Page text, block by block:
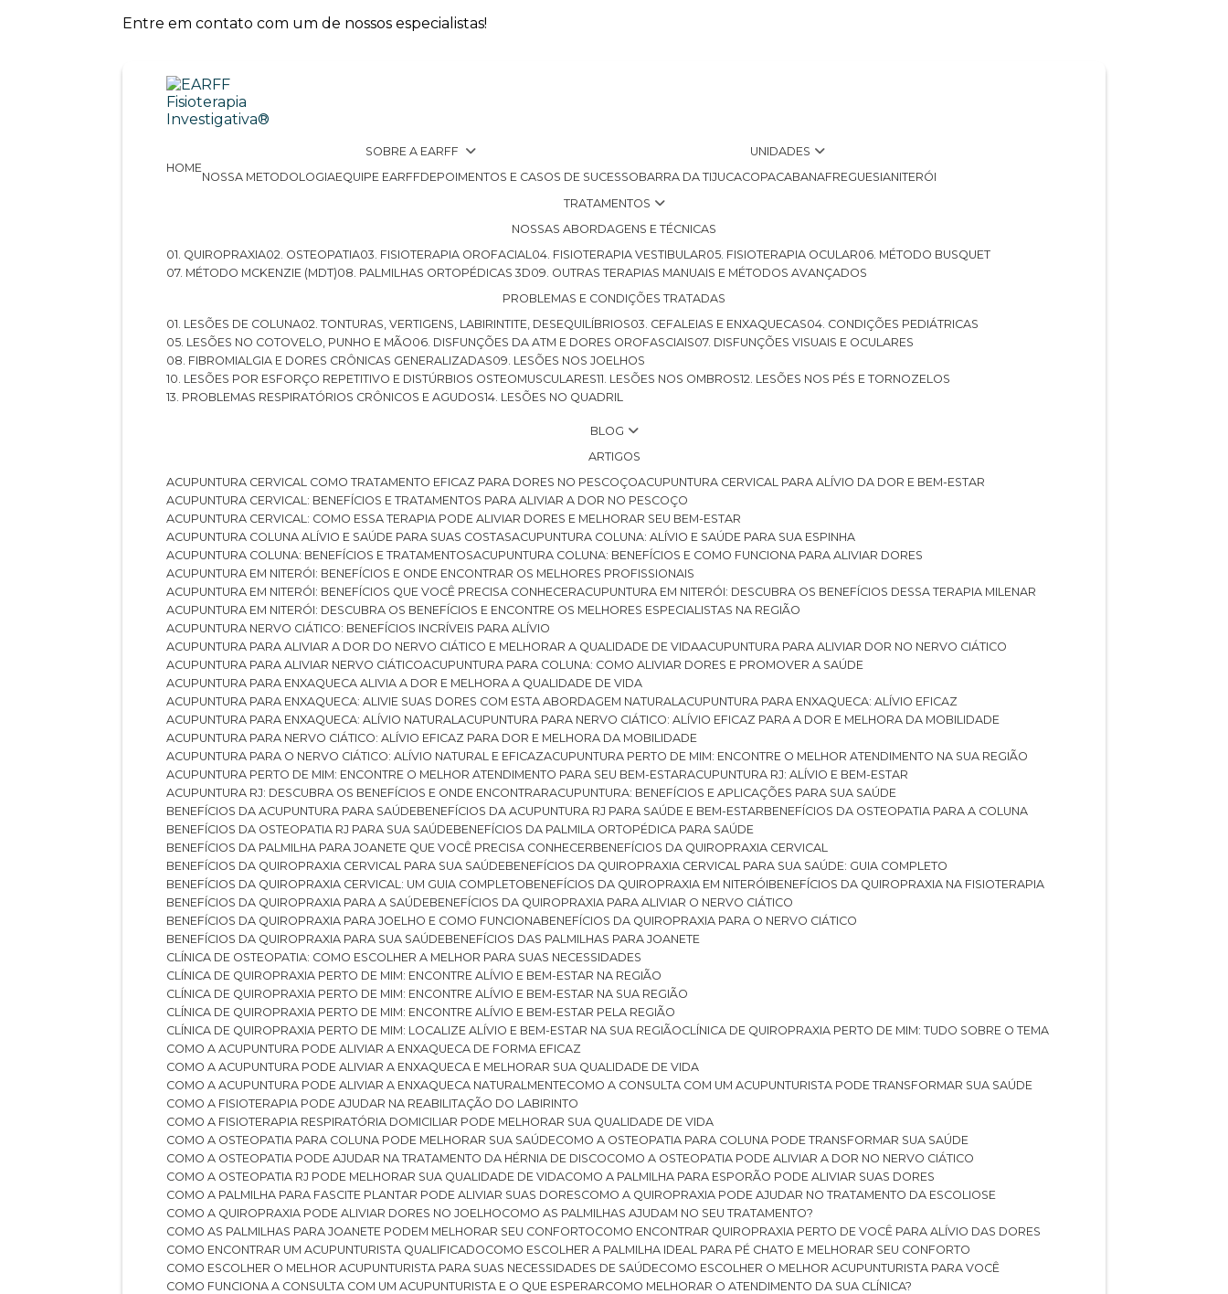
Entre em contato com um de nossos especialistas!
HOME
SOBRE A EARFF
NOSSA METODOLOGIA EQUIPE EARFF DEPOIMENTOS E CASOS DE SUCESSO
UNIDADES
BARRA DA TIJUCA
COPACABANA FREGUESIA
NITERÓI
TRATAMENTOS
NOSSAS ABORDAGENS E TÉCNICAS
01. QUIROPRAXIA
02. OSTEOPATIA 03. FISIOTERAPIA OROFACIAL 04. FISIOTERAPIA VESTIBULAR 05. FISIOTERAPIA OCULAR
06. MÉTODO BUSQUET
07. MÉTODO MCKENZIE (MDT)
08. PALMILHAS ORTOPÉDICAS 3D
09. OUTRAS TERAPIAS MANUAIS E MÉTODOS AVANÇADOS
PROBLEMAS E CONDIÇÕES TRATADAS
01. LESÕES DE COLUNA
02. TONTURAS, VERTIGENS, LABIRINTITE, DESEQUILÍBRIOS 03. CEFALEIAS E ENXAQUECAS
04. CONDIÇÕES PEDIÁTRICAS
05. LESÕES NO COTOVELO, PUNHO E MÃO
06. DISFUNÇÕES DA ATM E DORES OROFASCIAIS
07. DISFUNÇÕES VISUAIS E OCULARES
08. FIBROMIALGIA E DORES CRÔNICAS GENERALIZADAS
09. LESÕES NOS JOELHOS
10. LESÕES POR ESFORÇO REPETITIVO E DISTÚRBIOS OSTEOMUSCULARES 11. LESÕES NOS OMBROS 12. LESÕES NOS PÉS E TORNOZELOS
13. PROBLEMAS RESPIRATÓRIOS CRÔNICOS E AGUDOS 14. LESÕES NO QUADRIL
BLOG
ARTIGOS
ACUPUNTURA CERVICAL COMO TRATAMENTO EFICAZ PARA DORES NO PESCOÇO
ACUPUNTURA CERVICAL PARA ALÍVIO DA DOR E BEM-ESTAR
ACUPUNTURA CERVICAL: BENEFÍCIOS E TRATAMENTOS PARA ALIVIAR A DOR NO PESCOÇO
ACUPUNTURA CERVICAL: COMO ESSA TERAPIA PODE ALIVIAR DORES E MELHORAR SEU BEM-ESTAR
ACUPUNTURA COLUNA ALÍVIO E SAÚDE PARA SUAS COSTAS
ACUPUNTURA COLUNA: ALÍVIO E SAÚDE PARA SUA ESPINHA
ACUPUNTURA COLUNA: BENEFÍCIOS E TRATAMENTOS
ACUPUNTURA COLUNA: BENEFÍCIOS E COMO FUNCIONA PARA ALIVIAR DORES
ACUPUNTURA EM NITERÓI: BENEFÍCIOS E ONDE ENCONTRAR OS MELHORES PROFISSIONAIS
ACUPUNTURA EM NITERÓI: BENEFÍCIOS QUE VOCÊ PRECISA CONHECER
ACUPUNTURA EM NITERÓI: DESCUBRA OS BENEFÍCIOS DESSA TERAPIA MILENAR
ACUPUNTURA EM NITERÓI: DESCUBRA OS BENEFÍCIOS E ENCONTRE OS MELHORES ESPECIALISTAS NA REGIÃO
ACUPUNTURA NERVO CIÁTICO: BENEFÍCIOS INCRÍVEIS PARA ALÍVIO
ACUPUNTURA PARA ALIVIAR A DOR DO NERVO CIÁTICO E MELHORAR A QUALIDADE DE VIDA
ACUPUNTURA PARA ALIVIAR DOR NO NERVO CIÁTICO
ACUPUNTURA PARA ALIVIAR NERVO CIÁTICO
ACUPUNTURA PARA COLUNA: COMO ALIVIAR DORES E PROMOVER A SAÚDE
ACUPUNTURA PARA ENXAQUECA ALIVIA A DOR E MELHORA A QUALIDADE DE VIDA
ACUPUNTURA PARA ENXAQUECA: ALIVIE SUAS DORES COM ESTA ABORDAGEM NATURAL
ACUPUNTURA PARA ENXAQUECA: ALÍVIO EFICAZ
ACUPUNTURA PARA ENXAQUECA: ALÍVIO NATURAL
ACUPUNTURA PARA NERVO CIÁTICO: ALÍVIO EFICAZ PARA A DOR E MELHORA DA MOBILIDADE
ACUPUNTURA PARA NERVO CIÁTICO: ALÍVIO EFICAZ PARA DOR E MELHORA DA MOBILIDADE
ACUPUNTURA PARA O NERVO CIÁTICO: ALÍVIO NATURAL E EFICAZ
ACUPUNTURA PERTO DE MIM: ENCONTRE O MELHOR ATENDIMENTO NA SUA REGIÃO
ACUPUNTURA PERTO DE MIM: ENCONTRE O MELHOR ATENDIMENTO PARA SEU BEM-ESTAR
ACUPUNTURA RJ: ALÍVIO E BEM-ESTAR
ACUPUNTURA RJ: DESCUBRA OS BENEFÍCIOS E ONDE ENCONTRAR
ACUPUNTURA: BENEFÍCIOS E APLICAÇÕES PARA SUA SAÚDE
BENEFÍCIOS DA ACUPUNTURA PARA SAÚDE
BENEFÍCIOS DA ACUPUNTURA RJ PARA SAÚDE E BEM-ESTAR
BENEFÍCIOS DA OSTEOPATIA PARA A COLUNA
BENEFÍCIOS DA OSTEOPATIA RJ PARA SUA SAÚDE
BENEFÍCIOS DA PALMILA ORTOPÉDICA PARA SAÚDE
BENEFÍCIOS DA PALMILHA PARA JOANETE QUE VOCÊ PRECISA CONHECER
BENEFÍCIOS DA QUIROPRAXIA CERVICAL
BENEFÍCIOS DA QUIROPRAXIA CERVICAL PARA SUA SAÚDE
BENEFÍCIOS DA QUIROPRAXIA CERVICAL PARA SUA SAÚDE: GUIA COMPLETO
BENEFÍCIOS DA QUIROPRAXIA CERVICAL: UM GUIA COMPLETO
BENEFÍCIOS DA QUIROPRAXIA EM NITERÓI
BENEFÍCIOS DA QUIROPRAXIA NA FISIOTERAPIA
BENEFÍCIOS DA QUIROPRAXIA PARA A SAÚDE
BENEFÍCIOS DA QUIROPRAXIA PARA ALIVIAR O NERVO CIÁTICO
BENEFÍCIOS DA QUIROPRAXIA PARA JOELHO E COMO FUNCIONA
BENEFÍCIOS DA QUIROPRAXIA PARA O NERVO CIÁTICO
BENEFÍCIOS DA QUIROPRAXIA PARA SUA SAÚDE
BENEFÍCIOS DAS PALMILHAS PARA JOANETE
CLÍNICA DE OSTEOPATIA: COMO ESCOLHER A MELHOR PARA SUAS NECESSIDADES
CLÍNICA DE QUIROPRAXIA PERTO DE MIM: ENCONTRE ALÍVIO E BEM-ESTAR NA REGIÃO
CLÍNICA DE QUIROPRAXIA PERTO DE MIM: ENCONTRE ALÍVIO E BEM-ESTAR NA SUA REGIÃO
CLÍNICA DE QUIROPRAXIA PERTO DE MIM: ENCONTRE ALÍVIO E BEM-ESTAR PELA REGIÃO
CLÍNICA DE QUIROPRAXIA PERTO DE MIM: LOCALIZE ALÍVIO E BEM-ESTAR NA SUA REGIÃO
CLÍNICA DE QUIROPRAXIA PERTO DE MIM: TUDO SOBRE O TEMA
COMO A ACUPUNTURA PODE ALIVIAR A ENXAQUECA DE FORMA EFICAZ
COMO A ACUPUNTURA PODE ALIVIAR A ENXAQUECA E MELHORAR SUA QUALIDADE DE VIDA
COMO A ACUPUNTURA PODE ALIVIAR A ENXAQUECA NATURALMENTE
COMO A CONSULTA COM UM ACUPUNTURISTA PODE TRANSFORMAR SUA SAÚDE
COMO A FISIOTERAPIA PODE AJUDAR NA REABILITAÇÃO DO LABIRINTO
COMO A FISIOTERAPIA RESPIRATÓRIA DOMICILIAR PODE MELHORAR SUA QUALIDADE DE VIDA
COMO A OSTEOPATIA PARA COLUNA PODE MELHORAR SUA SAÚDE
COMO A OSTEOPATIA PARA COLUNA PODE TRANSFORMAR SUA SAÚDE
COMO A OSTEOPATIA PODE AJUDAR NA TRATAMENTO DA HÉRNIA DE DISCO
COMO A OSTEOPATIA PODE ALIVIAR A DOR NO NERVO CIÁTICO
COMO A OSTEOPATIA RJ PODE MELHORAR SUA QUALIDADE DE VIDA
COMO A PALMILHA PARA ESPORÃO PODE ALIVIAR SUAS DORES
COMO A PALMILHA PARA FASCITE PLANTAR PODE ALIVIAR SUAS DORES
COMO A QUIROPRAXIA PODE AJUDAR NO TRATAMENTO DA ESCOLIOSE
COMO A QUIROPRAXIA PODE ALIVIAR DORES NO JOELHO
COMO AS PALMILHAS AJUDAM NO SEU TRATAMENTO?
COMO AS PALMILHAS PARA JOANETE PODEM MELHORAR SEU CONFORTO
COMO ENCONTRAR QUIROPRAXIA PERTO DE VOCÊ PARA ALÍVIO DAS DORES
COMO ENCONTRAR UM ACUPUNTURISTA QUALIFICADO
COMO ESCOLHER A PALMILHA IDEAL PARA PÉ CHATO E MELHORAR SEU CONFORTO
COMO ESCOLHER O MELHOR ACUPUNTURISTA PARA SUAS NECESSIDADES DE SAÚDE
COMO ESCOLHER O MELHOR ACUPUNTURISTA PARA VOCÊ
COMO FUNCIONA A CONSULTA COM UM ACUPUNTURISTA E O QUE ESPERAR
COMO MELHORAR O ATENDIMENTO DA SUA CLÍNICA?